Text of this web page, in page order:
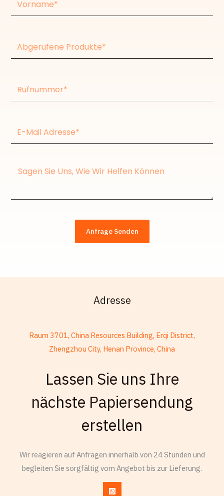
Produkte
Mail
Adresse*
Nachricht
Anfrage Senden
Adresse
Raum 3701, China Resources Building, Erqi District,
Zhengzhou City, Henan Province, China
Lassen Sie uns Ihre
nächste Papiersendung
erstellen
Wir reagieren auf Anfragen innerhalb von 24 Stunden und
begleiten Sie sorgfältig vom Angebot bis zur Lieferung.
Spanish (Dominican Republic)
Esperanto
Frisian
Thai
Armenian